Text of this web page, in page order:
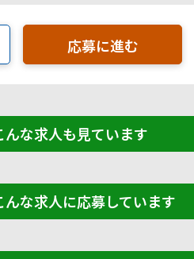
応募に進む
な求人も見ています
な求人に応募しています